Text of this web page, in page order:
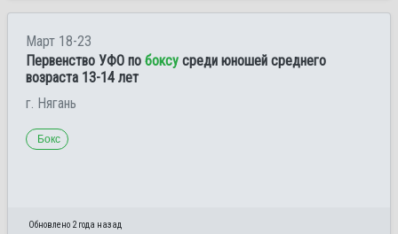
Март 18-23
Первенство УФО по боксу среди юношей среднего
возраста 13-14 лет
г. Нягань
Бокс
Обновлено 2 года назад